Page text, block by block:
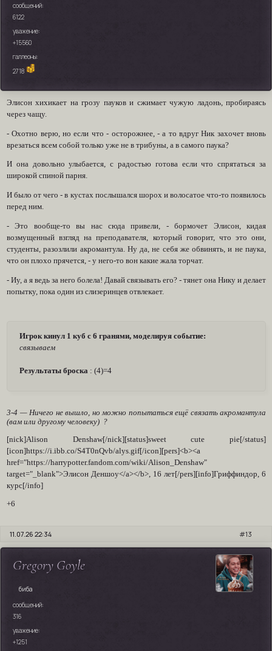
сообщений:
6122
уважение:
+15560
галлеоны:
2718
Элисон хихикает на грозу пауков и сжимает чужую ладонь, пробираясь
через чащу.
- Охотно верю, но если что - осторожнее, - а то вдруг Ник захочет вновь
врезаться всем собой только уже не в трибуны, а в самого паука?
И она довольно улыбается, с радостью готова если что спрятаться за
широкой спиной парня.
И было от чего - в кустах послышался шорох и волосатое что-то появилось
перед ним.
- Это вообще-то вы нас сюда привели, - бормочет Элисон, кидая
возмущенный взгляд на преподавателя, который говорит, что это они,
студенты, разозлили акромантула. Ну да, не себя же обвинять, и не паука,
что он плохо прячется, - у него-то вон какие жала торчат.
- Иу, а я ведь за него болела! Давай связывать его? - тянет она Нику и делает
попытку, пока один из слизеринцев отвлекает.
Игрок кинул 1 куб с 6 гранями, моделируя событие:
связываем
Результаты броска : (4)=4
3-4 — Ничего не вышло, но можно попытаться ещё связать акромантула
(вам или другому человеку) ?
[nick]Alison Denshaw[/nick][status]sweet cute pie[/status]
[icon]https://i.ibb.co/S4T0nQvb/alys.gif[/icon][pers]<b><a
href="https://harrypotter.fandom.com/wiki/Alison_Denshaw"
target="_blank">Элисон Деншоу</a></b>, 16 лет[/pers][info]Гриффиндор, 6
курс[/info]
+6
13
11.07.26 22:34
Gregory Goyle
биба
сообщений:
316
уважение:
+1251